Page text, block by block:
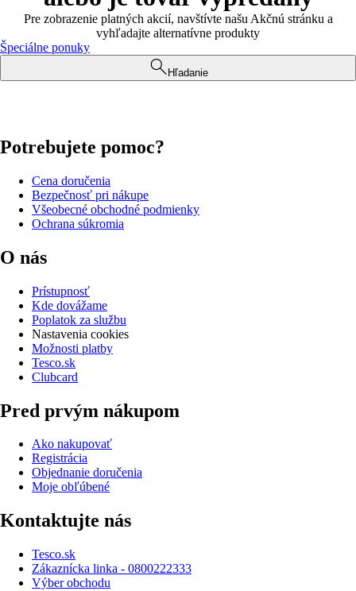
Pre zobrazenie platných akcií, navštívte našu Akčnú stránku a
vyhľadajte alternatívne produkty
Špeciálne ponuky
Hľadanie
Potrebujete pomoc?
Cena doručenia
Bezpečnosť pri nákupe
Všeobecné obchodné podmienky
Ochrana súkromia
O nás
Prístupnosť
Kde dovážame
Poplatok za službu
Nastavenia cookies
Možnosti platby
Tesco.sk
Clubcard
Pred prvým nákupom
Ako nakupovať
Registrácia
Objednanie doručenia
Moje obľúbené
Kontaktujte nás
Tesco.sk
Zákaznícka linka - 0800222333
Výber obchodu